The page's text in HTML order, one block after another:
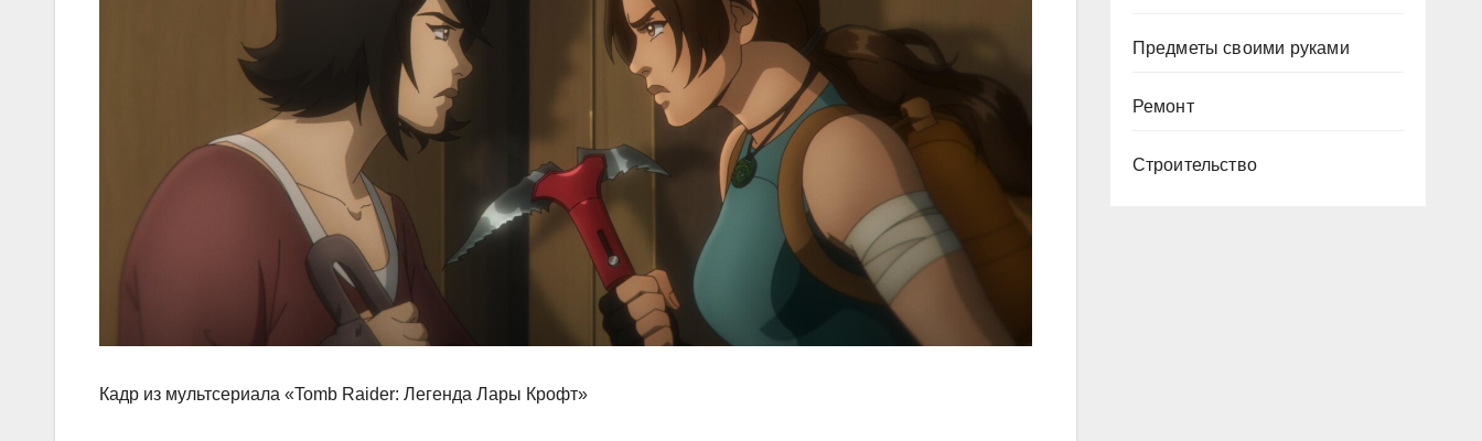
Кадр из мультсериала «Tomb Raider: Легенда Лары Крофт»
Предметы своими руками
Ремонт
Строительство